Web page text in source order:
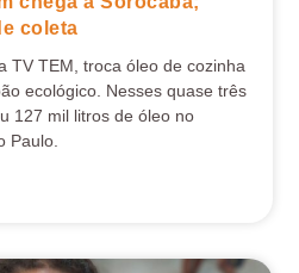
coleta
TV TEM, troca óleo de cozinha
ecológico. Nesses quase três
127 mil litros de óleo no
Paulo.